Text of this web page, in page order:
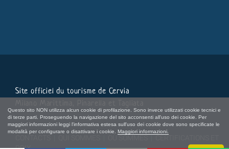
Questo sito NON utilizza alcun cookie di profilazione. Sono invece utilizzati cookie tecnici e
di terze parti. Proseguendo la navigazione del sito acconsenti all'uso dei cookie. Per
maggiori informazioni leggi l'informativa estesa sull'uso dei cookie dove sono specificate le
modalità per configurare o disattivare i cookie. Maggiori informazioni.
Site officiel du tourisme de Cervia